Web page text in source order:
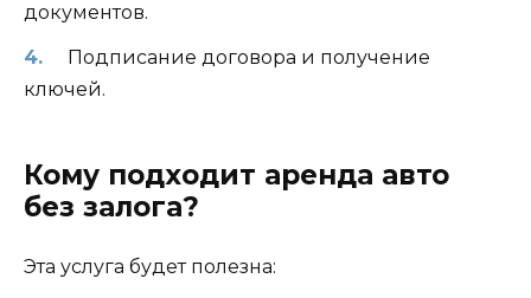
документов.
Подписание договора и получение
ключей.
Кому подходит аренда авто
без залога?
Эта услуга будет полезна: